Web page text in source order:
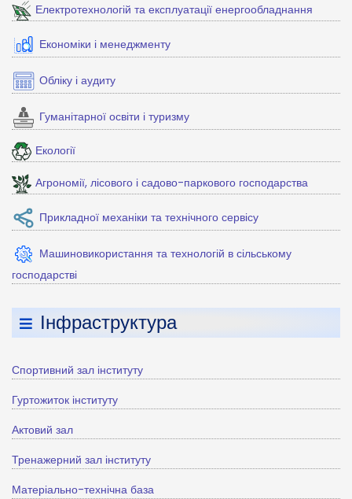
Електротехнологій та експлуатації енергообладнання
Економіки і менеджменту
Обліку і аудиту
Гуманітарної освіти і туризму
Екології
Агрономії, лісового і садово-паркового господарства
Прикладної механіки та технічного сервісу
Машиновикористання та технологій в сільському
господарстві
Інфраструктура
Спортивний зал інституту
Гуртожиток інституту
Актовий зал
Тренажерний зал інституту
Матеріально-технічна база